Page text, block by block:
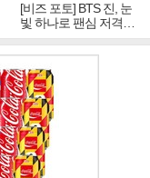
[비즈 포토] BTS 진, 눈
빛 하나로 팬심 저격…
독보적 카리스마